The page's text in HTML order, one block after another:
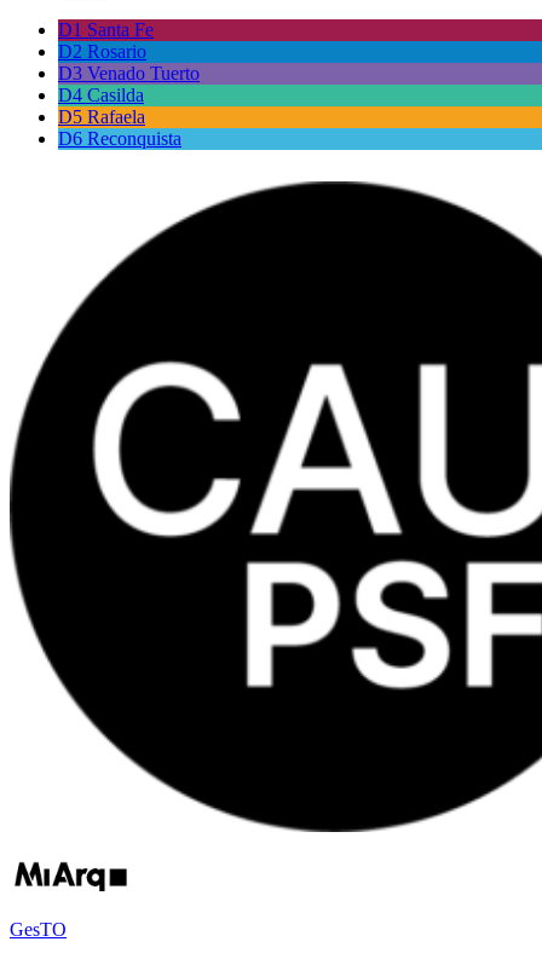
D1 Santa Fe
D2 Rosario
D3 Venado Tuerto
D4 Casilda
D5 Rafaela
D6 Reconquista
GesTO